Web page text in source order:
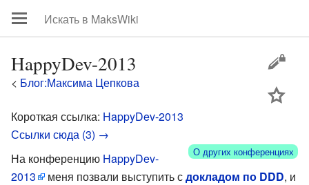
HappyDev-2013
< Блог:Максима Цепкова
Короткая ссылка: HappyDev-2013
Ссылки сюда (3) →
О других конференциях
На конференцию HappyDev-
2013
меня позвали выступить сдокладом по DDD, и